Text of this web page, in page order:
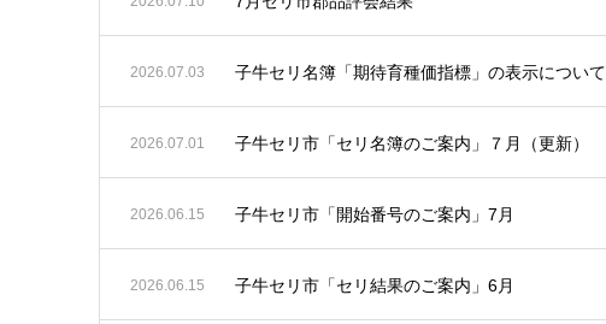
2026.07.03 子牛セリ名簿「期待育種価指標」の表示について
2026.07.01 子牛セリ市「セリ名簿のご案内」７月（更新）
2026.06.15 子牛セリ市「開始番号のご案内」7月
2026.06.15 子牛セリ市「セリ結果のご案内」6月